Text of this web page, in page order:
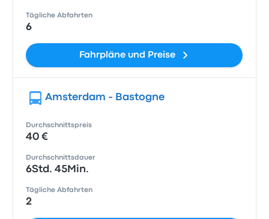
Tägliche Abfahrten
6
Fahrpläne und Preise
Amsterdam - Bastogne
Durchschnittspreis
40 €
Durchschnittsdauer
6Std. 45Min.
Tägliche Abfahrten
2